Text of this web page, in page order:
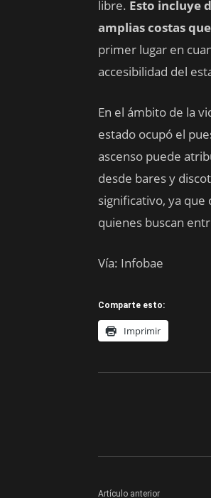
libre. Esto incluye
amplias costas
primer lugar en
accesibilidad del
En el ámbito de la
estado ocupó el
ascenso puede
desde bares y
significativo, ya que
quienes buscan
Vía: Infobae
Comparte esto:
Imprimir
Artículo anterior